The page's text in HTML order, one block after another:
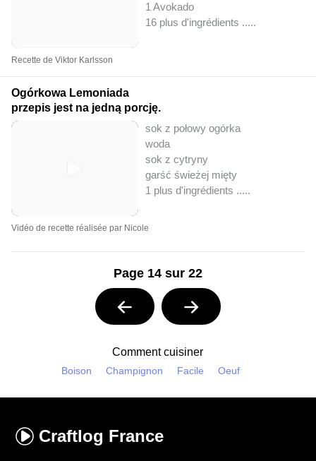
1 Avokado
16 plus d'ingrédients .....
Recette de Viktor Karlsson
Ogórkowa Lemoniada
przepis jest na jedną porcję.
sok z połowy ogórka
woda
sok z cytryny
garść świeżej mięty
1 plus d'ingrédients .....
Vidéo de recette réalisée par Nicole
Page 14 sur 22
Comment cuisiner
Boison Champignon Facile Oeuf
Craftlog France